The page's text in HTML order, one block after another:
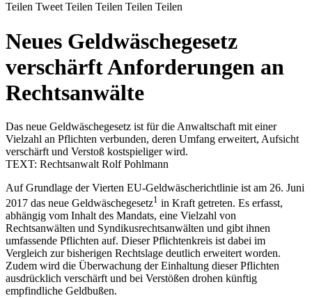
Teilen Tweet Teilen Teilen Teilen Teilen
Neues Geldwäschegesetz
verschärft Anforderungen an
Rechtsanwälte
Das neue Geldwäschegesetz ist für die Anwaltschaft mit einer
Vielzahl an Pflichten verbunden, deren Umfang erweitert, Aufsicht
verschärft und Verstoß kostspieliger wird.
TEXT: Rechtsanwalt Rolf Pohlmann
Auf Grundlage der Vierten EU-Geldwäscherichtlinie ist am 26. Juni
2017 das neue Geldwäschegesetz1 in Kraft getreten. Es erfasst,
abhängig vom Inhalt des Mandats, eine Vielzahl von
Rechtsanwälten und Syndikusrechtsanwälten und gibt ihnen
umfassende Pflichten auf. Dieser Pflichtenkreis ist dabei im
Vergleich zur bisherigen Rechtslage deutlich erweitert worden.
Zudem wird die Überwachung der Einhaltung dieser Pflichten
ausdrücklich verschärft und bei Verstößen drohen künftig
empfindliche Geldbußen.